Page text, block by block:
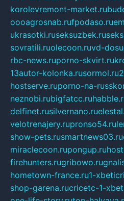
korolevremont-market.ru
oooagrosnab.rufpodaso.ru
ukrasotki.ruseksuzbek.ru
sovratili.ruolecoon.ruvd-
rbc-news.ruporno-skvirt.ru
13autor-kolonka.rusormol.ru
hostserve.ruporno-na-
neznobi.rubigfatcc.ru
delfinet.rusilvernano.ru
velotrenajery.rupronso54.ru
show-pets.rusmartnews03.ru
miraclecoon.rupongup.ru
firehunters.rugribowo.ru
hometown-france.ru1-
shop-garena.rucricetc-1-